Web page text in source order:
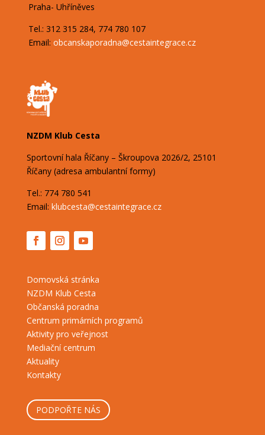
Praha- Uhříněves
Tel.: 312 315 284, 774 780 107
Email: obcanskaporadna@cestaintegrace.cz
NZDM Klub Cesta
Sportovní hala Říčany – Škroupova 2026/2, 25101
Říčany (adresa ambulantní formy)
Tel.: 774 780 541
Email: klubcesta@cestaintegrace.cz
Domovská stránka
NZDM Klub Cesta
Občanská poradna
Centrum primárních programů
Aktivity pro veřejnost
Mediační centrum
Aktuality
Kontakty
PODPOŘTE NÁS